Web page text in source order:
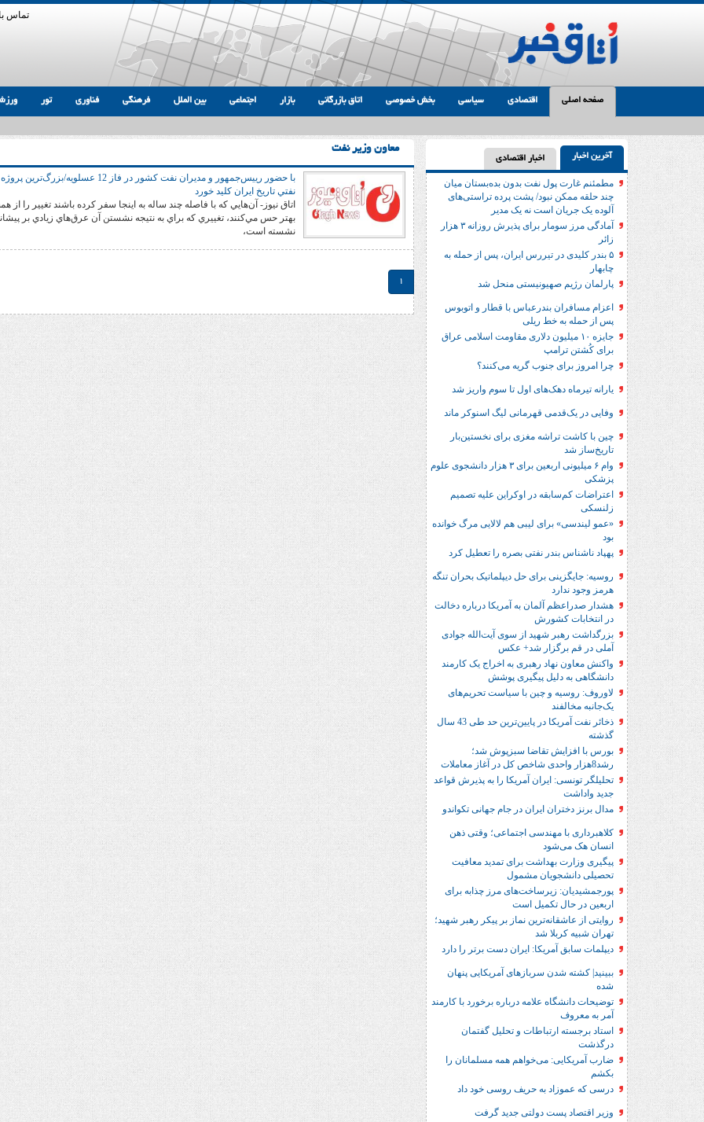
تماس
صفحه اصلی اقتصادی سیاسی بخش خصوصی اتاق بازرگانی بازار اجتماعی بین الملل فرهنگی فناوری تور
آخرین اخبار اخبار اقتصادی
مطمئنم غارت پول نفت بدون بده‌بستان میان
چند حلقه ممکن نبود/ پشت پرده تراستی‌‌های
آلوده یک جریان است نه یک مدیر
آمادگی مرز سومار برای پذیرش روزانه ۳ هزار
زائر
۵ بندر کلیدی در تیررس ایران، پس از حمله به
چابهار
پارلمان رژیم صهیونیستی منحل شد
اعزام مسافران بندرعباس با قطار و اتوبوس
پس از حمله به خط ریلی
جایزه ۱۰ میلیون دلاری مقاومت اسلامی عراق
برای کُشتن ترامپ
چرا امروز برای جنوب گریه می‌کنند؟
یارانه تیرماه دهک‌های اول تا سوم واریز شد
وفایی در یک‎‌قدمی قهرمانی لیگ اسنوکر ماند
چین با کاشت تراشه مغزی برای نخستین‌بار
تاریخ‌ساز شد
وام ۶ میلیونی اربعین برای ۳ هزار دانشجوی علوم
پزشکی
اعتراضات کم‌سابقه در اوکراین علیه تصمیم
زلنسکی
«عمو لیندسی» برای لیبی هم لالایی مرگ خوانده
بود
پهپاد ناشناس بندر نفتی بصره را تعطیل کرد
روسیه: جایگزینی برای حل‌ دیپلماتیک بحران تنگه
هرمز وجود ندارد
هشدار صدراعظم آلمان به آمریکا درباره دخالت
در انتخابات کشورش
بزرگداشت رهبر شهید از سوی آیت‌الله جوادی
آملی در قم برگزار شد+ عکس
واکنش معاون نهاد رهبری به اخراج یک کارمند
دانشگاهی به دلیل پیگیری پوشش
لاوروف: روسیه و چین با سیاست تحریم‌های
یک‌جانبه مخالفند
ذخائر نفت آمریکا در پایین‌ترین حد طی 43 سال
گذشته
بورس با افزایش تقاضا سبزپوش شد؛
رشد8هزار واحدی شاخص کل در آغاز معاملات
تحلیلگر تونسی: ایران آمریکا را به پذیرش قواعد
جدید واداشت
مدال برنز دختران ایران در جام جهانی تکواندو
کلاهبرداری با مهندسی اجتماعی؛ وقتی ذهن
انسان هک می‌شود
پیگیری وزارت بهداشت برای تمدید معافیت
تحصیلی دانشجویان مشمول
پورجمشیدیان: زیرساخت‌های مرز چذابه برای
اربعین در حال تکمیل است
روایتی از عاشقانه‌ترین نماز بر پیکر رهبر شهید؛‌
تهران‌ شبیه کربلا شد
دیپلمات سابق آمریکا: ایران دست برتر را دارد
ببینید| کشته شدن سربازهای آمریکایی پنهان
شده
توضیحات دانشگاه علامه درباره برخورد با کارمند
آمر به معروف
استاد برجسته ارتباطات و تحلیل گفتمان
درگذشت
ضارب آمریکایی: می‌خواهم همه مسلمانان را
بکشم
درسی که عموزاد به حریف روسی خود داد
وزیر اقتصاد پست دولتی جدید گرفت
معاون وزير نفت
با حضور رييس‌جمهور و مديران نفت كشور در فاز 12 عسلويه/بزرگ‌ترين پروژه
نفتي تاريخ ايران كليد خورد
اتاق نیوز- آن‌هايي كه با فاصله چند ساله به اينجا سفر كرده باشند تغيير را از
بهتر حس مي‌كنند، تغييري كه براي به نتيجه نشستن آن عرق‌هاي زيادي بر
نشسته است،
1
هفت باغ مهربانی